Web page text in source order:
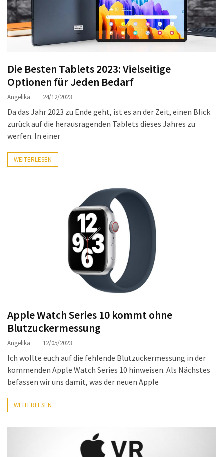
Die Besten Tablets 2023: Vielseitige
Optionen für Jeden Bedarf
Angelika 24/12/2023
Da das Jahr 2023 zu Ende geht, ist es an der Zeit, einen Blick
zurück auf die herausragenden Tablets dieses Jahres zu
werfen. In einer
WEITERLESEN
Apple Watch Series 10 kommt ohne
Blutzuckermessung
Angelika 12/05/2023
Ich wollte euch auf die fehlende Blutzuckermessung in der
kommenden Apple Watch Series 10 hinweisen. Als Nächstes
befassen wir uns damit, was der neuen Apple
WEITERLESEN